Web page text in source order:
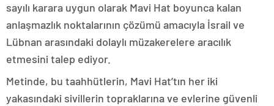
sayılı karara uygun olarak Mavi Hat boyunca kalan
anlaşmazlık noktalarının çözümü amacıyla İsrail ve
Lübnan arasındaki dolaylı müzakerelere aracılık
etmesini talep ediyor.
Metinde, bu taahhütlerin, Mavi Hat’tın her iki
yakasındaki sivillerin topraklarına ve evlerine güvenli